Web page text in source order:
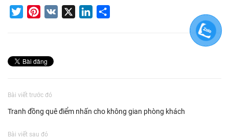
TwitterPinterest
VK LinkedIn
Bài viết trước đó
Tranh đồng quê điểm nhấn cho không gian phòng khách
Bài viết sau đó